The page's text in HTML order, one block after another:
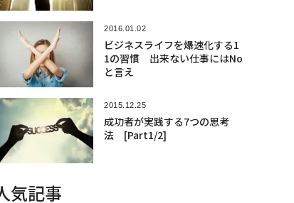
2016.01.02
ビジネスライフを爆速化する1
1の習慣 出来ない仕事にはNo
と言え
2015.12.25
成功者が実践する7つの思考
法 [Part1/2]
気記事